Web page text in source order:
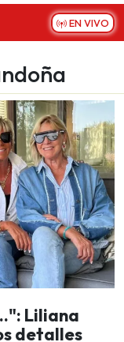
EN VIVO
Liliana
detalles